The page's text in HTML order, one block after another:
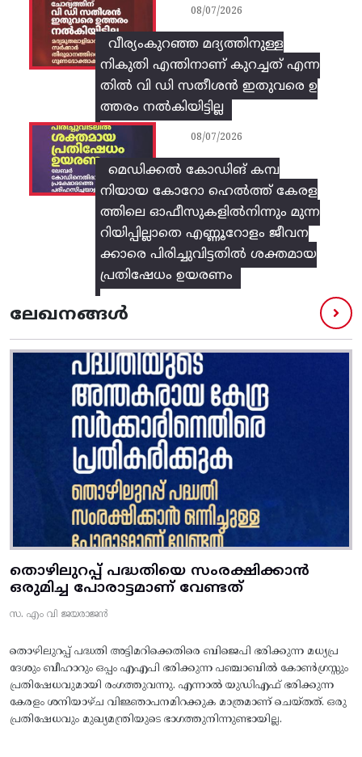
വീര്യംകുറഞ്ഞ മദ്യത്തിനുള്ള
നികുതി എന്തിനാണ് കുറച്ചത് എന്ന
തിൽ വി ഡി സതീശൻ ഇതുവരെ ഉ
ത്തരം നൽകിയിട്ടില്ല
08/07/2026
മെഡിക്കൽ കോഡിങ് കമ്പ
നിയായ കോറോ ഹെൽത്ത് കേരള
ത്തിലെ ഓഫീസുകളിൽനിന്നും മുന്ന
റിയിപ്പില്ലാതെ എണ്ണൂറോളം ജീവന
ക്കാരെ പിരിച്ചുവിട്ടതിൽ‌ ശക്തമായ
പ്രതിഷേധം ഉയരണം
08/07/2026
ലേഖനങ്ങൾ
തൊഴിലുറപ്പ് പദ്ധതിയെ സംരക്ഷിക്കാൻ
ഒരുമിച്ച പോരാട്ടമാണ് വേണ്ടത്
സ. എം വി ജയരാജൻ
തൊഴിലുറപ്പ് പദ്ധതി അട്ടിമറിക്കെതിരെ ബിജെപി ഭരിക്കുന്ന മധ്യപ്ര
ദേശും ബീഹാറും ഒപ്പം എഎപി ഭരിക്കുന്ന പഞ്ചാബിൽ കോൺഗ്രസ്സും
പ്രതിഷേധവുമായി രംഗത്തുവന്നു. എന്നാൽ യുഡിഎഫ് ഭരിക്കുന്ന
കേരളം ശനിയാഴ്ച വിജ്ഞാപനമിറക്കുക മാത്രമാണ് ചെയ്തത്. ഒരു
പ്രതിഷേധവും മുഖ്യമന്ത്രിയുടെ ഭാഗത്തുനിന്നുണ്ടായില്ല.